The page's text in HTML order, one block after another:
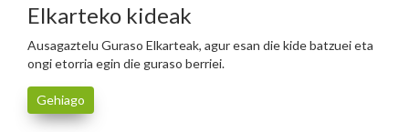
Elkarteko kideak
Ausagaztelu Guraso Elkarteak, agur esan die kide batzuei eta
ongi etorria egin die guraso berriei.
Gehiago